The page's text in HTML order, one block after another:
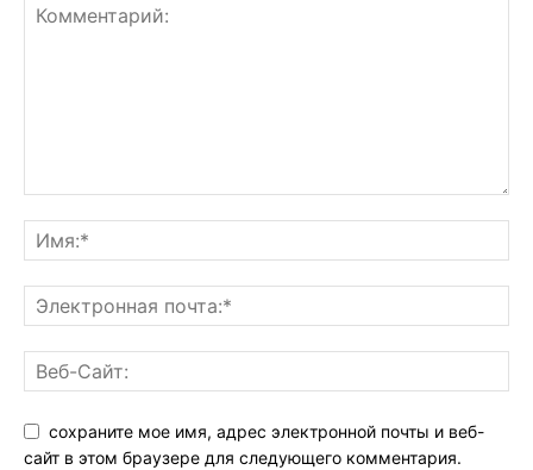
сохраните мое имя, адрес электронной почты и веб-
сайт в этом браузере для следующего комментария.